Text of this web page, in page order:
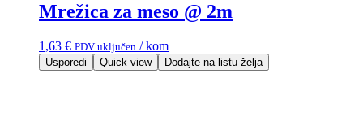
Mrežica za meso @ 2m
1,63 € PDV uključen / kom
Usporedi Quick view Dodajte na listu želja